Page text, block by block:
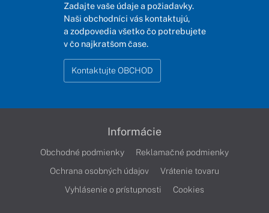
Zadajte vaše údaje a požiadavky.
Naši obchodníci vás kontaktujú,
a zodpovedia všetko čo potrebujete
v čo najkratšom čase.
Kontaktujte OBCHOD
Informácie
Obchodné podmienky
Reklamačné podmienky
Ochrana osobných údajov
Vrátenie tovaru
Vyhlásenie o prístupnosti
Cookies